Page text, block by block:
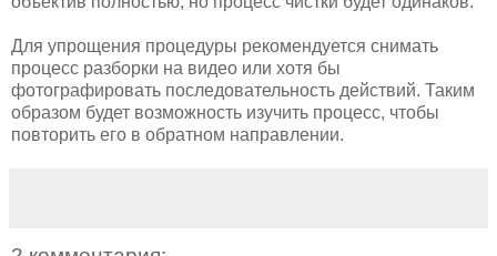
Для упрощения процедуры рекомендуется снимать
процесс разборки на видео или хотя бы
фотографировать последовательность действий. Таким
образом будет возможность изучить процесс, чтобы
повторить его в обратном направлении.